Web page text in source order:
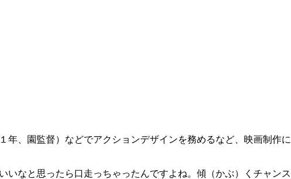
、園監督）などでアクションデザインを務めるなど、映画制作に
いなと思ったら口走っちゃったんですよね。傾（かぶ）くチャンス